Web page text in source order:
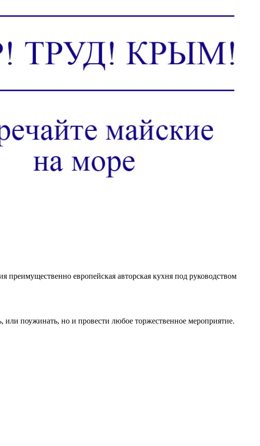
преимущественно европейская авторская кухня под руководством
или поужинать, но и провести любое торжественное мероприятие.